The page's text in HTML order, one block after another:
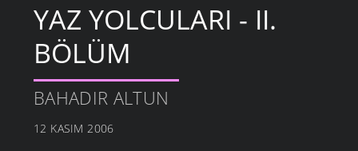
YAZ YOLCULARI - II.
BÖLÜM
BAHADIR ALTUN
12 KASIM 2006